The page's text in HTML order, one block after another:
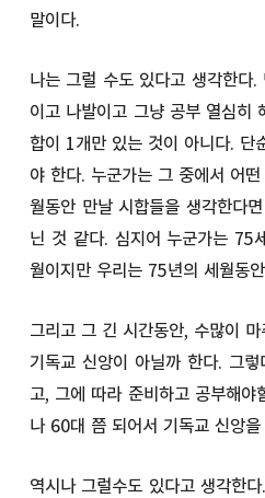
말이다.
나는 그럴 수도 있다고 생각한다
이고 나발이고 그냥 공부 열심히
합이 1개만 있는 것이 아니다. 단
야 한다. 누군가는 그 중에서 어
월동안 만날 시합들을 생각한다
닌 것 같다. 심지어 누군가는 75
월이지만 우리는 75년의 세월동
그리고 그 긴 시간동안, 수많이
기독교 신앙이 아닐까 한다. 그
고, 그에 따라 준비하고 공부해
나 60대 쯤 되어서 기독교 신앙
역시나 그럴수도 있다고 생각한